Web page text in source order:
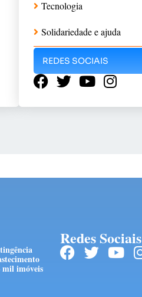
Tecnologia
Solidariedade e ajuda
REDES SOCIAIS
mil imóveis
Redes Sociais